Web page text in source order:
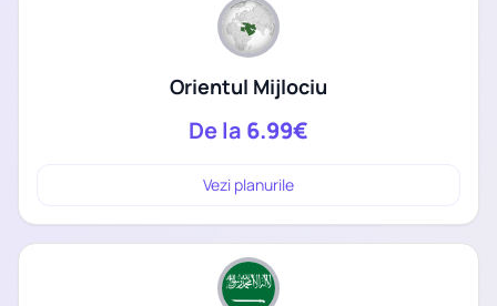
Orientul Mijlociu
De la 6.99€
Vezi planurile